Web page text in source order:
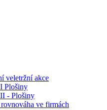
veletržní akce
Plošiny
- Plošiny
ve firmách